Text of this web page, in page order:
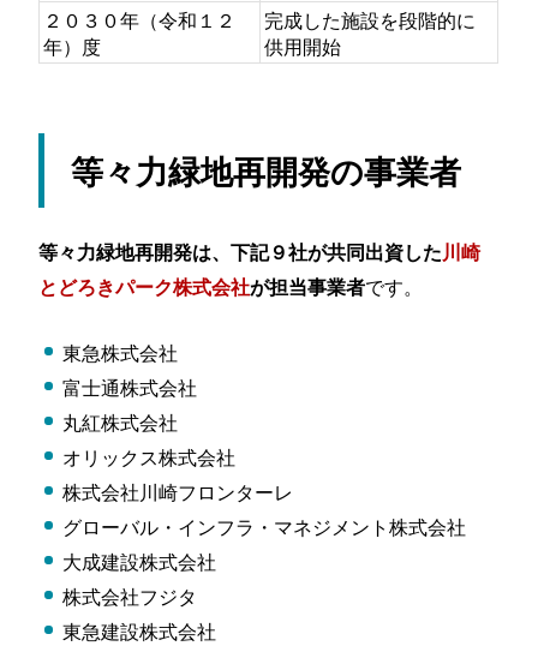
２０３０年（令和１２
年）度
完成した施設を段階的に
供用開始
等々力緑地再開発の事業者
等々力緑地再開発は、下記９社が共同出資した川崎
とどろきパーク株式会社が担当事業者です。
東急株式会社
富士通株式会社
丸紅株式会社
オリックス株式会社
株式会社川崎フロンターレ
グローバル・インフラ・マネジメント株式会社
大成建設株式会社
株式会社フジタ
東急建設株式会社